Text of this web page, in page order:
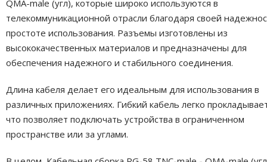
QMA-male (угл), которые широко используются в
телекоммуникационной отрасли благодаря своей
простоте использования. Разъемы изготовлены из
высококачественных материалов и предназначены для
обеспечения надежного и стабильного соединения.
Длина кабеля делает его идеальным для использования в
различных приложениях. Гибкий кабель легко
что позволяет подключать устройства в ограниченном
пространстве или за углами.